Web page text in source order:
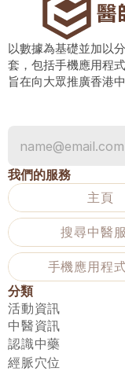
以數據為基礎並加以
套，包括手機應用程
旨在向大眾推廣香港
我們的服務
主頁
搜尋中醫
手機應用程
分類
活動資訊
中醫資訊
認識中藥
經脈穴位